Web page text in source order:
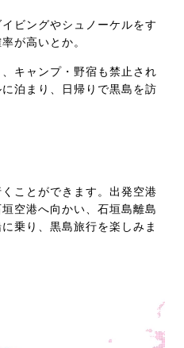
ビングやシュノーケルをす
が高いとか。
キャンプ・野宿も禁止され
泊まり、日帰りで黒島を訪
ことができます。出発空港
空港へ向かい、石垣島離島
乗り、黒島旅行を楽しみま